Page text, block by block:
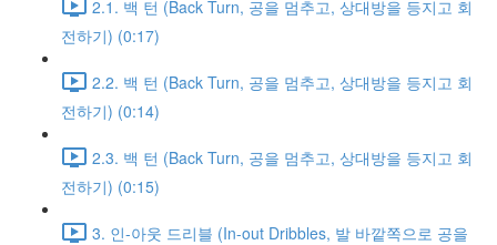
2.1. 백 턴 (Back Turn, 공을 멈추고, 상대방을 등지고 회
전하기) (0:17)
2.2. 백 턴 (Back Turn, 공을 멈추고, 상대방을 등지고 회
전하기) (0:14)
2.3. 백 턴 (Back Turn, 공을 멈추고, 상대방을 등지고 회
전하기) (0:15)
3. 인-아웃 드리블 (In-out Dribbles, 발 바깥쪽으로 공을